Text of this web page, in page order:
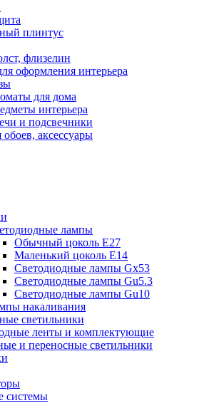
плинтус
флизелин
оформления интерьера
для дома
интерьера
и подсвечники
аксессуары
лампы
Обычный цоколь Е27
Маленький цоколь Е14
Светодиодные лампы Gx53
Светодиодные лампы Gu5.3
Светодиодные лампы Gu10
накаливания
светильники
ленты и комплектующие
и переносные светильники
системы